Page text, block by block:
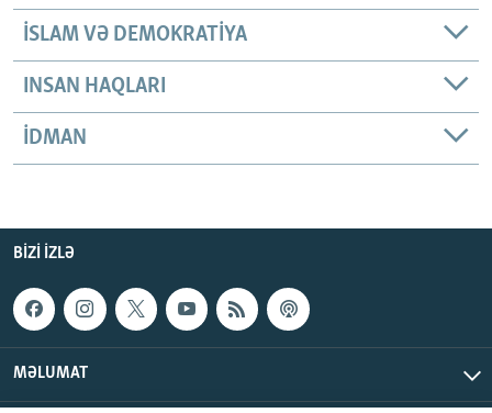
İSLAM VƏ DEMOKRATIYA
INSAN HAQLARI
İDMAN
BIZI IZLƏ
MƏLUMAT